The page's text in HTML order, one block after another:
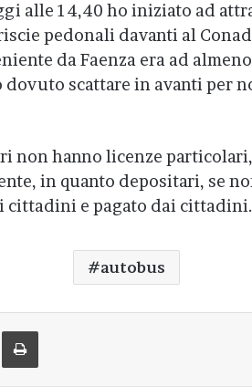
alle 14,40 ho iniziato ad
pedonali davanti al
da Faenza era ad
dovuto scattare in avanti per
non hanno licenze
in quanto depositari, se
cittadini e pagato dai cittadini.
autobus
via Email Stampa